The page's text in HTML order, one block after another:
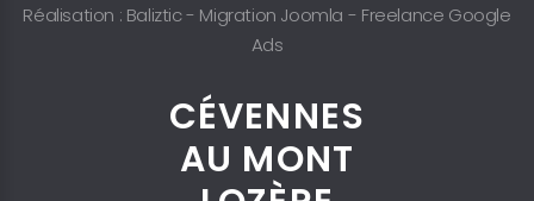
Réalisation : Baliztic - Migration Joomla - Freelance Google
Ads
CÉVENNES
AU MONT